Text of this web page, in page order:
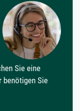
Sie eine
benötigen Sie